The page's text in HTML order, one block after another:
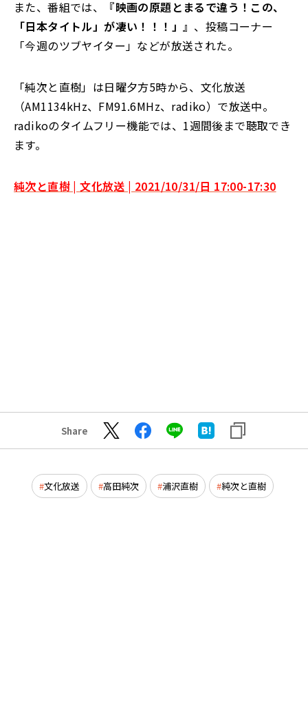
また、番組では、
『映画の原題とまるで違う！この、
「日本タイトル」が凄い！！！」』 、投稿コーナー
「今週のツブヤイター」などが放送された。
「純次と直樹」は日曜夕方5時から、文化放送
（AM1134kHz、FM91.6MHz、radiko）で放送中。
radikoのタイムフリー機能では、1週間後まで聴取でき
ます。
純次と直樹 | 文化放送 | 2021/10/31/日 17:00-17:30
Share
文化放送 高田純次 浦沢直樹 純次と直樹